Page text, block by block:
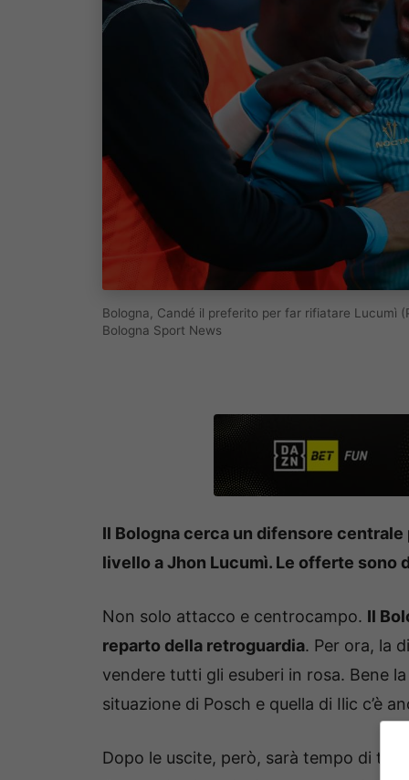
Bologna, Candé il preferito per far rifiatare Lucumì
Bologna Sport News
Il Bologna cerca un difensore
livello a Jhon Lucumì. Le offerte sono
Non solo attacco e centrocampo. Il
reparto della retroguardia. Per ora, la
vendere tutti gli esuberi in rosa. Bene
situazione di Posch e quella di Ilic c’è
Dopo le uscite, però, sarà tempo di